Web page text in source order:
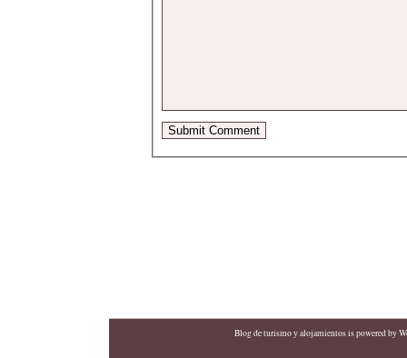
Blog de turismo y alojamientosis powered by